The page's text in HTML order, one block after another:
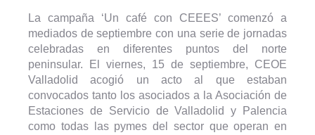
La campaña ‘Un café con CEEES’ comenzó a
mediados de septiembre con una serie de jornadas
celebradas en diferentes puntos del norte
peninsular. El viernes, 15 de septiembre, CEOE
Valladolid acogió un acto al que estaban
convocados tanto los asociados a la Asociación de
Estaciones de Servicio de Valladolid y Palencia
como todas las pymes del sector que operan en